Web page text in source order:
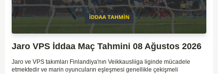
Jaro VPS İddaa Maç Tahmini 08 Ağustos 2026
Jaro ve VPS takımları Finlandiya'nın Veikkausliiga liginde mücadele
etmektedir ve marin oyuncuların eşleşmesi genellikle çekişmeli